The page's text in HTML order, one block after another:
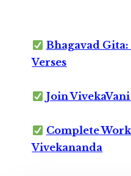
Bhagavad Gita:
Verses
Join
Complete
Vivekananda